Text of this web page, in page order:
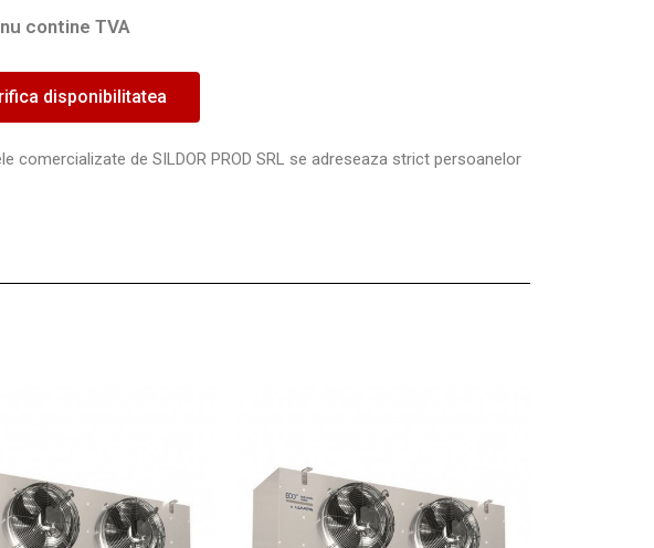
contine TVA
disponibilitatea
comercializate de SILDOR PROD SRL se adreseaza strict persoanelor